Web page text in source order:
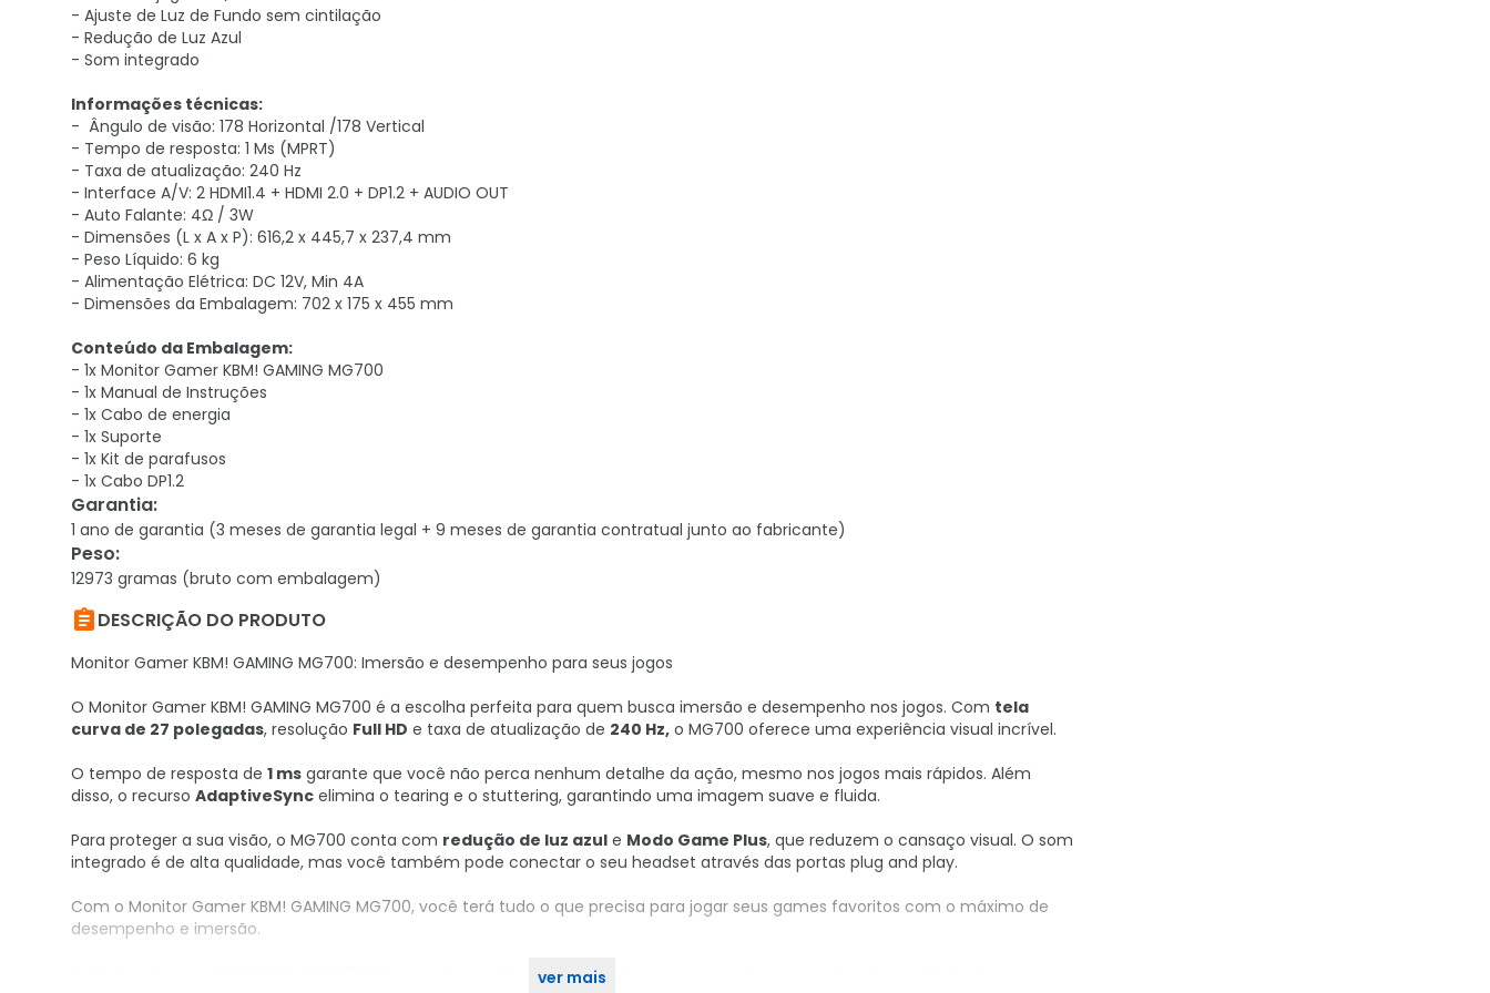
- Ajuste de Luz de Fundo sem cintilação
- Redução de Luz Azul
- Som integrado
Informações técnicas:
- Ângulo de visão: 178 Horizontal /178 Vertical
- Tempo de resposta: 1 Ms (MPRT)
- Taxa de atualização: 240 Hz
- Interface A/V: 2 HDMI1.4 + HDMI 2.0 + DP1.2 + AUDIO OUT
- Auto Falante: 4Ω / 3W
- Dimensões (L x A x P): 616,2 x 445,7 x 237,4 mm
- Peso Líquido: 6 kg
- Alimentação Elétrica: DC 12V, Min 4A
- Dimensões da Embalagem: 702 x 175 x 455 mm
Conteúdo da Embalagem:
- 1x Monitor Gamer KBM! GAMING MG700
- 1x Manual de Instruções
- 1x Cabo de energia
- 1x Suporte
- 1x Kit de parafusos
- 1x Cabo DP1.2
Garantia:
1 ano de garantia (3 meses de garantia legal + 9 meses de garantia contratual junto ao fabricante)
Peso:
12973 gramas (bruto com embalagem)
DESCRIÇÃO DO PRODUTO
Monitor Gamer KBM! GAMING MG700: Imersão e desempenho para seus jogos
O Monitor Gamer KBM! GAMING MG700 é a escolha perfeita para quem busca imersão e desempenho nos jogos. Com tela
curva de 27 polegadas, resolução Full HD e taxa de atualização de 240 Hz, o MG700 oferece uma experiência visual incrível.
O tempo de resposta de 1 ms garante que você não perca nenhum detalhe da ação, mesmo nos jogos mais rápidos. Além
disso, o recurso AdaptiveSync elimina o tearing e o stuttering, garantindo uma imagem suave e fluida.
Para proteger a sua visão, o MG700 conta com redução de luz azul e Modo Game Plus, que reduzem o cansaço visual. O som
integrado é de alta qualidade, mas você também pode conectar o seu headset através das portas plug and play.
Com o Monitor Gamer KBM! GAMING MG700, você terá tudo o que precisa para jogar seus games favoritos com o máximo de
desempenho e imersão.
O Monitor Gamer KBM! GAMING MG700 é a escolha perfeita para quem busca um monitor gamer de alta qualidade. Com
ver mais